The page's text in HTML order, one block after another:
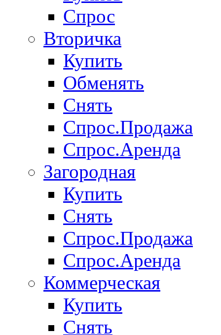
Спрос
Вторичка
Купить
Обменять
Снять
Спрос.Продажа
Спрос.Аренда
Загородная
Купить
Снять
Спрос.Продажа
Спрос.Аренда
Коммерческая
Купить
Снять